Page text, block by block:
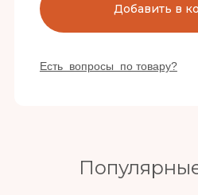
Добавить в
Есть вопросы по товару?